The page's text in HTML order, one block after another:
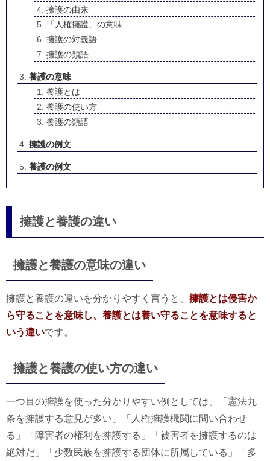
擁護の由来
「人権擁護」の意味
擁護の対義語
擁護の類語
養護の意味
養護とは
養護の使い方
養護の類語
擁護の例文
養護の例文
擁護と養護の違い
擁護と養護の意味の違い
擁護と養護の違いを分かりやすく言うと、 擁護とは侵害か
ら守ることを意味し、養護とは養い守ることを意味すると
いう違いです。
擁護と養護の使い方の違い
一つ目の擁護を使った分かりやすい例としては、「憲法九
条を擁護する意見が多い」「人権擁護機関に問い合わせ
る」「障害者の権利を擁護する」「被害者を擁護するのは
絶対だ」「少数民族を擁護する団体に所属している」「多